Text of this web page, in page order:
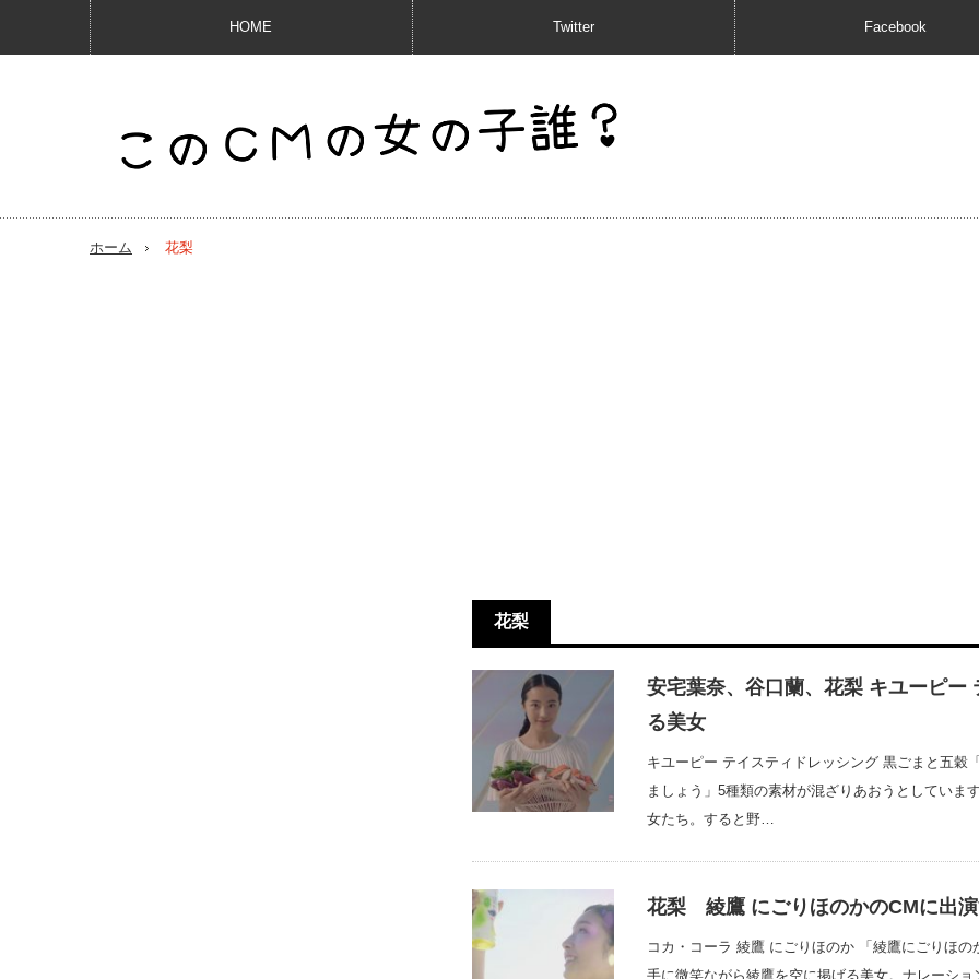
HOME Twitter Facebook
ホーム 花梨
花梨
安宅葉奈、谷口蘭、花梨 キユーピー
る美女
キユーピー テイスティドレッシング 黒ごまと五穀
ましょう」5種類の素材が混ざりあおうとしていま
女たち。すると野…
花梨 綾鷹 にごりほのかのCMに出
コカ・コーラ 綾鷹 にごりほのか 「綾鷹にごりほ
手に微笑ながら綾鷹を空に掲げる美女。ナレーシ